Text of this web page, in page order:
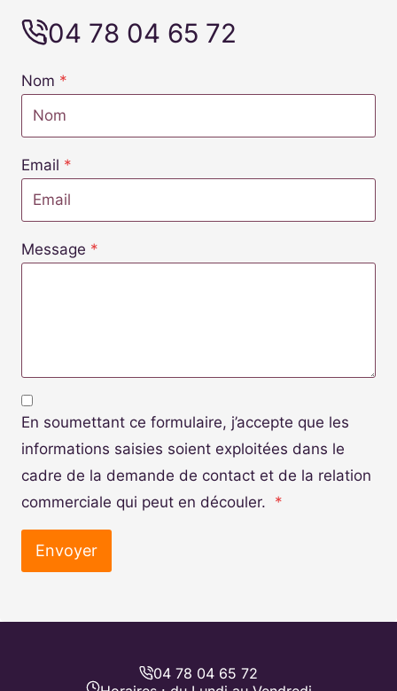
04 78 04 65 72
Nom *
Email *
Message *
En soumettant ce formulaire, j’accepte que les
informations saisies soient exploitées dans le
cadre de la demande de contact et de la relation
commerciale qui peut en découler. *
Envoyer
04 78 04 65 72